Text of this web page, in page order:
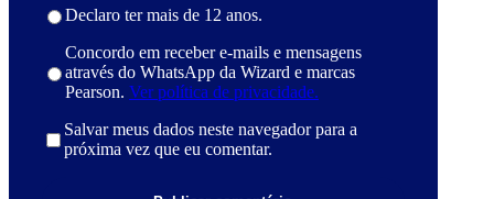
Declaro ter mais de 12 anos.
Concordo em receber e-mails e mensagens
através do WhatsApp da Wizard e marcas
Pearson. Ver política de privacidade.
Salvar meus dados neste navegador para a
próxima vez que eu comentar.